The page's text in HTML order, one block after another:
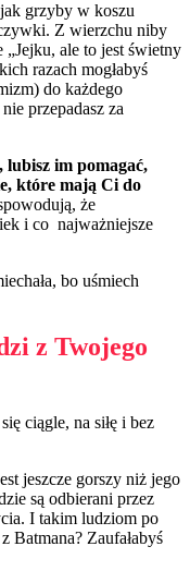
grzyby w koszu
Z wierzchu niby
„Jejku, ale to jest świetny
razach mogłabyś
do każdego
przepadasz za
lubisz im pomagać,
które mają Ci do
że
i co najważniejsze
bo uśmiech
z Twojego
ciągle, na siłę i bez
jeszcze gorszy niż jego
są odbierani przez
I takim ludziom po
Batmana? Zaufałabyś